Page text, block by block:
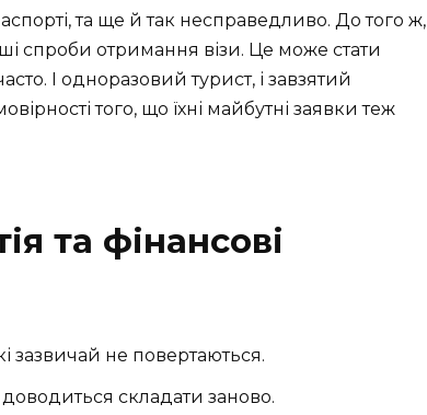
та ще й так несправедливо. До того ж,
спроби отримання візи. Це може стати
І одноразовий турист, і завзятий
того, що їхні майбутні заявки теж
та фінансові
зазвичай не повертаються.
складати заново.